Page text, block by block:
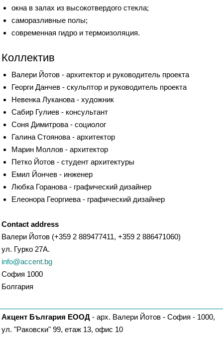
окна в залах из высокотвердого стекла;
саморазливные полы;
современная гидро и термоизоляция.
Коллектив
Валери Йотов - архитектор и руководитель проекта
Георги Данчев - скульптор и руководитель проекта
Невенка Луканова - художник
Сабир Гулиев - консультант
Соня Димитрова - социолог
Галина Стоянова - архитектор
Марин Моллов - архитектор
Петко Йотов - студент архитектуры
Емил Йончев - инженер
Любка Горанова - графический дизайнер
Елеонора Георгиева - графический дизайнер
Contact address
Валери Йотов (+359 2 889477411, +359 2 886471060)
ул. Гурко 27А.
info@accent.bg
София 1000
Болгария
Акцент България ЕООД - арх. Валери Йотов - София - 1000,
ул. "Раковски" 99, етаж 13, офис 10